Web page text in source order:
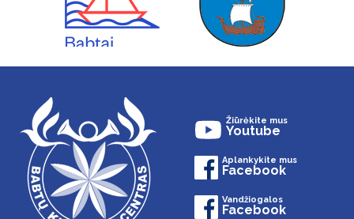
Žiūrėkite mus
Youtube
Aplankykite mus
Facebook
Vandžiogalos
Facebook